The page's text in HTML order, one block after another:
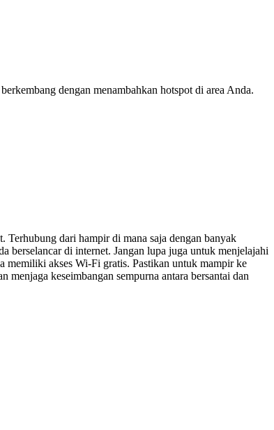
dengan menambahkan hotspot di area Anda.
dari hampir di mana saja dengan banyak
berselancar di internet. Jangan lupa juga untuk menjelajahi
memiliki akses Wi-Fi gratis. Pastikan untuk mampir ke
keseimbangan sempurna antara bersantai dan